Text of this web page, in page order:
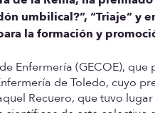
umbilical?”, “Triaje” y
la formación y
Enfermería (GECOE),
de Toledo, cuyo
Recuero, que tuvo